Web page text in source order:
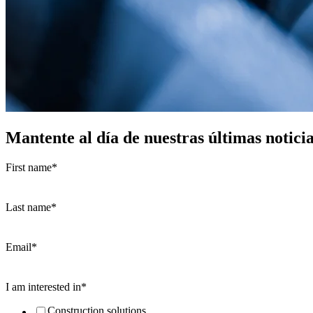
Mantente al día de nuestras últimas
First name*
Last name*
Email*
I am interested in*
Construction solutions